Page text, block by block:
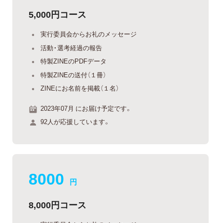
5,000円コース
実行委員会からお礼のメッセージ
活動・選考経過の報告
特製ZINEのPDFデータ
特製ZINEの送付（１冊）
ZINEにお名前を掲載（１名）
2023年07月 にお届け予定です。
92人が応援しています。
8000 円
8,000円コース